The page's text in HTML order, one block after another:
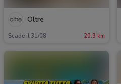
Oltre
Scade il 31/08 20.9 km